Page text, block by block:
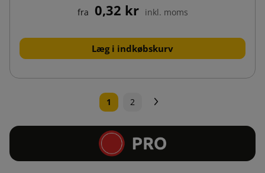
fra 0,32 kr inkl. moms
Læg i indkøbskurv
1 2